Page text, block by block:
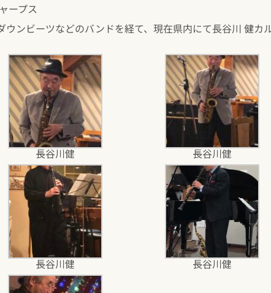
ープス
ンビーツなどのバンドを経て、現在県内にて長谷川 健カ
長谷川健 長谷川健
長谷川健 長谷川健